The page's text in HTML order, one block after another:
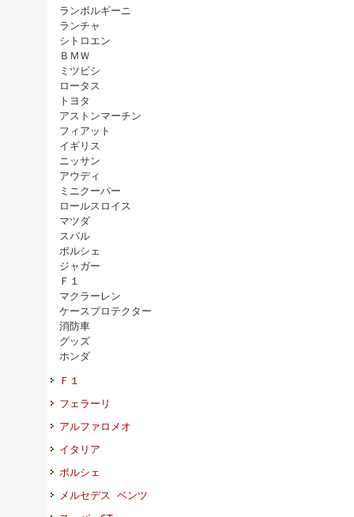
ランボルギーニ
ランチャ
シトロエン
ＢＭＷ
ミツビシ
ロータス
トヨタ
アストンマーチン
フィアット
イギリス
ニッサン
アウディ
ミニクーパー
ロールスロイス
マツダ
スバル
ポルシェ
ジャガー
Ｆ１
マクラーレン
ケースプロテクター
消防車
グッズ
ホンダ
Ｆ１
フェラーリ
アルファロメオ
イタリア
ポルシェ
メルセデス ベンツ